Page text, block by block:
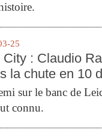
25
City : Claudio
la chute en 10
sur le banc de
connu.